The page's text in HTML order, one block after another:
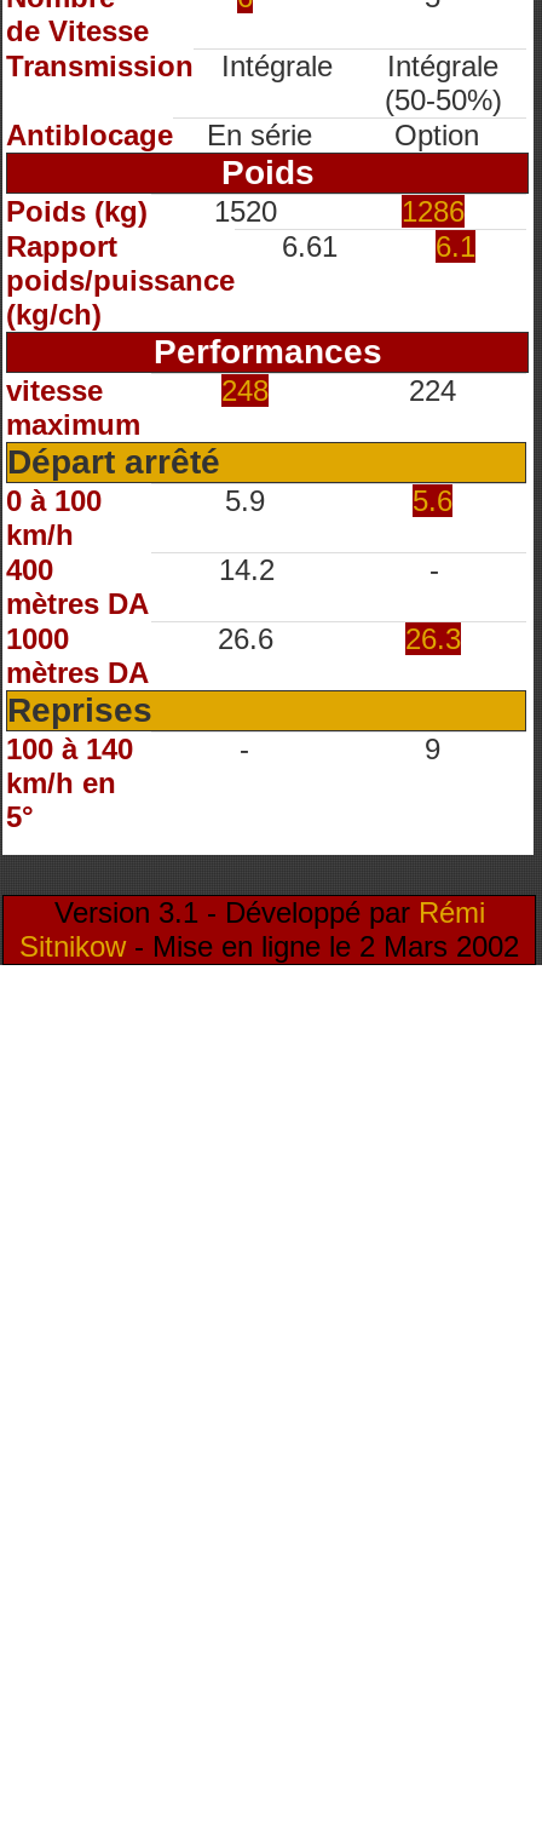
de Vitesse
Transmission Intégrale
Intégrale
(50-50%)
Antiblocage
En série Option
Poids
Poids (kg) 1520
1286
Rapport
poids/puissance
(kg/ch)
6.61 6.1
Performances
vitesse
maximum
248 224
Départ arrêté
0 à 100
km/h
5.9 5.6
400
mètres DA
14.2 -
1000
mètres DA
26.6 26.3
Reprises
100 à 140
km/h en
5°
- 9
Version 3.1 - Développé par Rémi
Sitnikow- Mise en ligne le 2 Mars 2002